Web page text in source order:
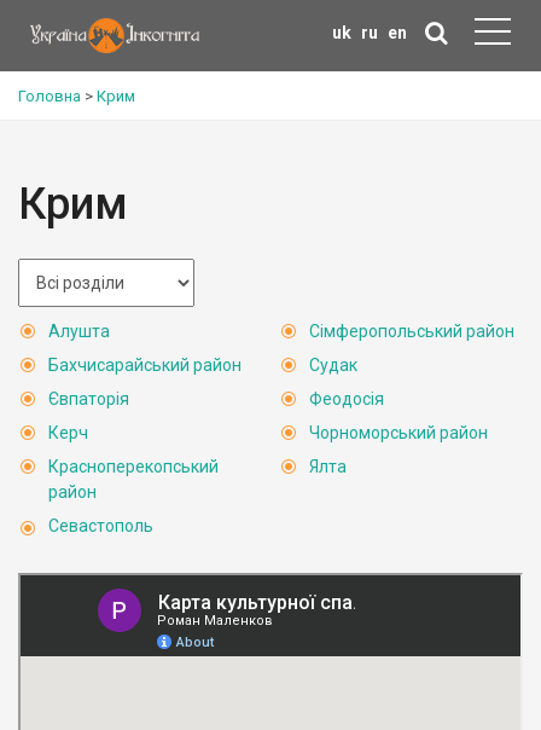
uk ru en
Головна > Крим
Крим
Алушта
Бахчисарайський район
Євпаторія
Керч
Красноперекопський
район
Севастополь
Сімферопольський район
Судак
Феодосія
Чорноморський район
Ялта